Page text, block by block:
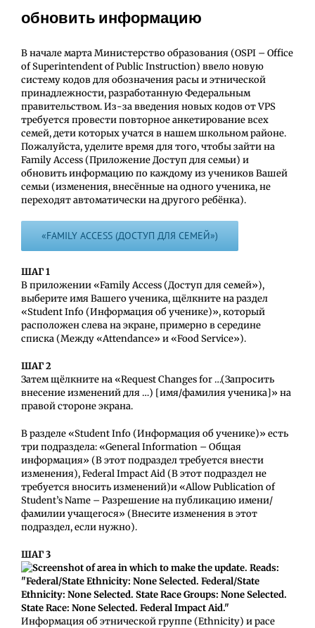
обновить информацию
В начале марта Министерство образования (OSPI – Office
of Superintendent of Public Instruction) ввело новую
систему кодов для обозначения расы и этнической
принадлежности, разработанную Федеральным
правительством. Из-за введения новых кодов от VPS
требуется провести повторное анкетирование всех
семей, дети которых учатся в нашем школьном районе.
Пожалуйста, уделите время для того, чтобы зайти на
Family Access (Приложение Доступ для семьи) и
обновить информацию по каждому из ученикoв Вашей
семьи (изменения, внесённые на одного ученика, не
переходят автоматически на другого ребёнка).
«FAMILY ACCESS (ДОСТУП ДЛЯ СЕМЕЙ»)
ШАГ 1
В приложении «Family Access (Доступ для семей»),
выберите имя Вашего ученика, щёлкните на раздел
«Student Info (Информация об ученике)», который
расположен слева на экране, примерно в середине
списка (Между «Attendance» и «Food Service»).
ШАГ 2
Затем щёлкните на «Request Changes for …(Запросить
внесение изменений для …) [имя/фамилия ученика]» на
правой стороне экрана.
В разделе «Student Info (Информация об ученике)» есть
три подраздела: «General Information – Общая
информация» (В этот подраздел требуется внести
изменения), Federal Impact Aid (В этот подраздел не
требуется вносить изменений)и «Allow Publication of
Student’s Name – Разрешение на публикацию имени/
фамилии учащегося» (Внесите изменения в этот
подраздел, если нужно).
ШАГ 3
Информация об этнической группе (Ethnicity) и расе